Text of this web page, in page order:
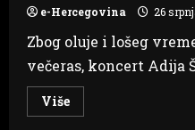
e-Hercegovina 26
Zbog oluje i lošeg
večeras, koncert Adija
VišeRead
more